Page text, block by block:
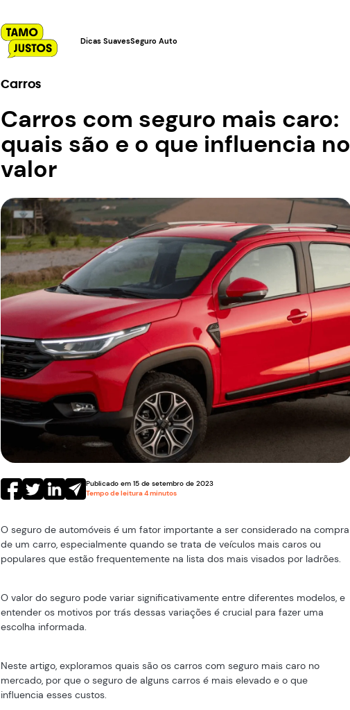
Dicas SuavesSeguro Auto
Carros
Carros com seguro mais caro:
quais são e o que influencia no
valor
Publicado em15 desetembro de2023
Tempo de leitura4minutos
O seguro de automóveis é um fator importante a ser considerado na compra
de um carro, especialmente quando se trata de veículos mais caros ou
populares que estão frequentemente na lista dos mais visados por ladrões.
O valor do seguro pode variar significativamente entre diferentes modelos, e
entender os motivos por trás dessas variações é crucial para fazer uma
escolha informada.
Neste artigo, exploramos quais são os carros com seguro mais caro no
mercado, por que o seguro de alguns carros é mais elevado e o que
influencia esses custos.